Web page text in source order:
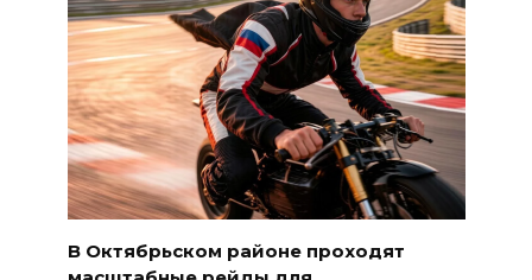
В Октябрьском районе проходят